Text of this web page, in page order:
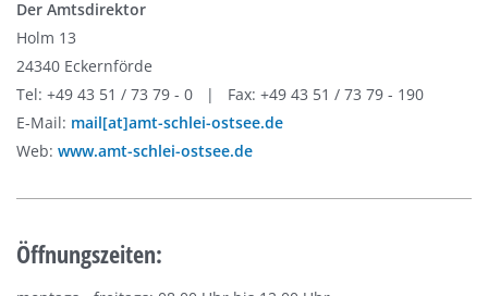
Der Amtsdirektor
Holm 13
24340 Eckernförde
Tel: +49 43 51 / 73 79 - 0 | Fax: +49 43 51 / 73 79 - 190
E-Mail: mail[at]amt-schlei-ostsee.de
Web: www.amt-schlei-ostsee.de
Öffnungszeiten: